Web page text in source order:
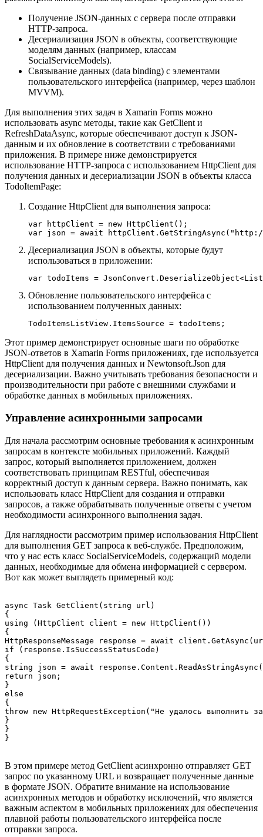
Получение JSON-данных с сервера после отправки
HTTP-запроса.
Десериализация JSON в объекты, соответствующие
моделям данных (например, классам
SocialServiceModels).
Связывание данных (data binding) с элементами
пользовательского интерфейса (например, через шаблон
MVVM).
Для выполнения этих задач в Xamarin Forms можно
использовать async методы, такие как GetClient и
RefreshDataAsync, которые обеспечивают доступ к JSON-
данным и их обновление в соответствии с требованиями
приложения. В примере ниже демонстрируется
использование HTTP-запроса с использованием HttpClient для
получения данных и десериализации JSON в объекты класса
TodoItemPage:
Создание HttpClient для выполнения запроса:
var httpClient = new HttpClient();
Десериализация JSON в объекты, которые будут
использоваться в приложении:
Обновление пользовательского интерфейса с
использованием полученных данных:
Этот пример демонстрирует основные шаги по обработке
JSON-ответов в Xamarin Forms приложениях, где используется
HttpClient для получения данных и Newtonsoft.Json для
десериализации. Важно учитывать требования безопасности и
производительности при работе с внешними службами и
обработке данных в мобильных приложениях.
Управление асинхронными запросами
Для начала рассмотрим основные требования к асинхронным
запросам в контексте мобильных приложений. Каждый
запрос, который выполняется приложением, должен
соответствовать принципам RESTful, обеспечивая
корректный доступ к данным сервера. Важно понимать, как
использовать класс HttpClient для создания и отправки
запросов, а также обрабатывать полученные ответы с учетом
необходимости асинхронного выполнения задач.
Для наглядности рассмотрим пример использования HttpClient
для выполнения GET запроса к веб-службе. Предположим,
что у нас есть класс SocialServiceModels, содержащий модели
данных, необходимые для обмена информацией с сервером.
Вот как может выглядеть примерный код:
async Task GetClient(string url)
{
using (HttpClient client = new HttpClient())
{
HttpResponseMessage response = await
if (response.IsSuccessStatusCode)
{
string json = await
return json;
}
else
{
throw new HttpRequestException("Не удалось выполнить
}
}
В этом примере метод GetClient асинхронно отправляет GET
запрос по указанному URL и возвращает полученные данные
в формате JSON. Обратите внимание на использование
асинхронных методов и обработку исключений, что является
важным аспектом в мобильных приложениях для обеспечения
плавной работы пользовательского интерфейса после
отправки запроса.